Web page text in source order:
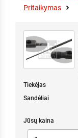
Pritaikymas
Tiekėjas
Sandėliai
Jūsų kaina